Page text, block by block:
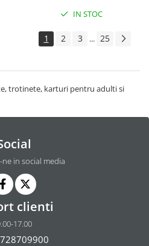
IN STOC
1 2 3 ... 25
trotinete, karturi pentru adulti si
ne in social media
clienti
17.00